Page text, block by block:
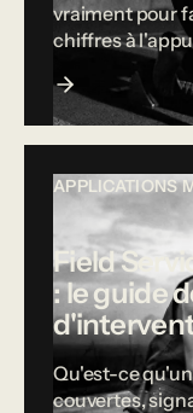
vraiment pour
chiffres à
APPLICATIONS
Field
: le guide
Qu'est-ce
couvertes,